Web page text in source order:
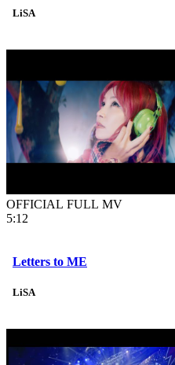
LiSA
OFFICIAL FULL MV
5:12
Letters to ME
LiSA